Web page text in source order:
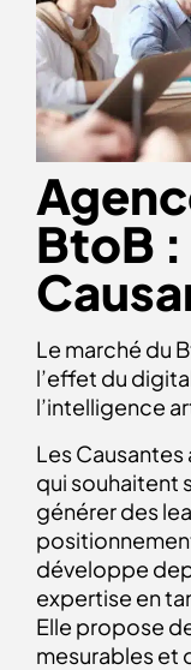
BtoB :
Le marché du
l’effet du
l’intelligence
Les
qui souhaitent
générer des
développe
expertise en
Elle propose
mesurables et